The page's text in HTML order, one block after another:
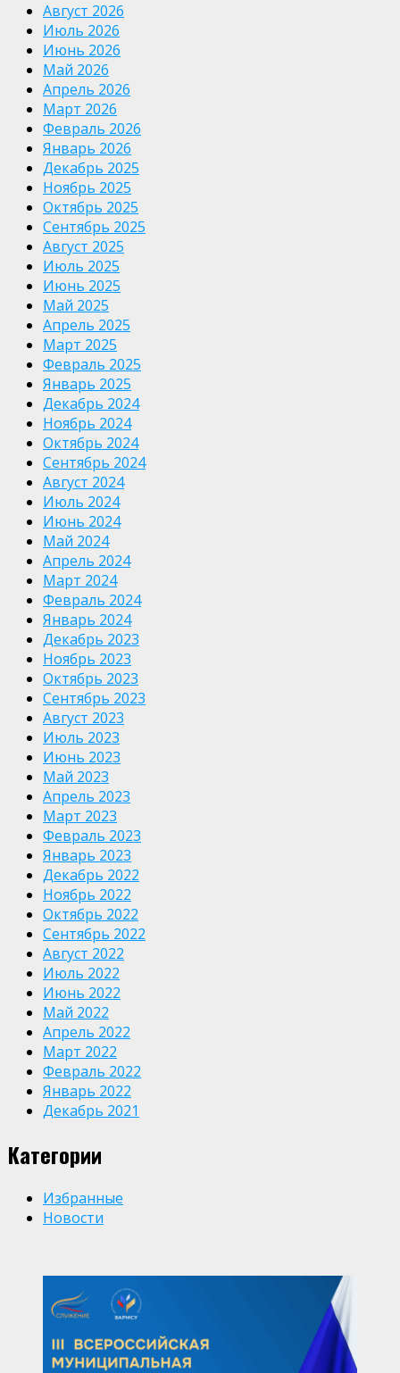
Август 2026
Июль 2026
Июнь 2026
Май 2026
Апрель 2026
Март 2026
Февраль 2026
Январь 2026
Декабрь 2025
Ноябрь 2025
Октябрь 2025
Сентябрь 2025
Август 2025
Июль 2025
Июнь 2025
Май 2025
Апрель 2025
Март 2025
Февраль 2025
Январь 2025
Декабрь 2024
Ноябрь 2024
Октябрь 2024
Сентябрь 2024
Август 2024
Июль 2024
Июнь 2024
Май 2024
Апрель 2024
Март 2024
Февраль 2024
Январь 2024
Декабрь 2023
Ноябрь 2023
Октябрь 2023
Сентябрь 2023
Август 2023
Июль 2023
Июнь 2023
Май 2023
Апрель 2023
Март 2023
Февраль 2023
Январь 2023
Декабрь 2022
Ноябрь 2022
Октябрь 2022
Сентябрь 2022
Август 2022
Июль 2022
Июнь 2022
Май 2022
Апрель 2022
Март 2022
Февраль 2022
Январь 2022
Декабрь 2021
Категории
Избранные
Новости